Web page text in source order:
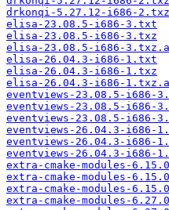
drkonqi-5.27.12-i686-
elisa-23.08.5-i686-3.txt
elisa-23.08.5-i686-3.txz
elisa-23.08.5-i686-
elisa-26.04.3-i686-1.txt
elisa-26.04.3-i686-1.txz
elisa-26.04.3-i686-
eventviews-23.08.5-i686-
eventviews-23.08.5-i686-
eventviews-23.08.5-i686-
eventviews-26.04.3-i686-
eventviews-26.04.3-i686-
eventviews-26.04.3-i686-
extra-cmake-modules-
extra-cmake-modules-
extra-cmake-modules-
extra-cmake-modules-